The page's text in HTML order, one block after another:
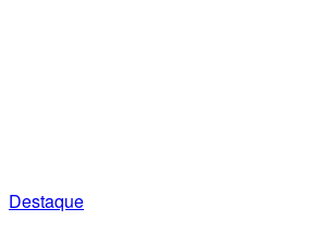
Destaque